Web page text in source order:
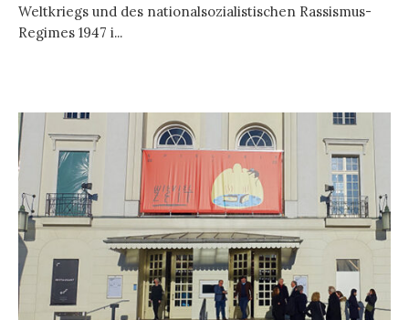
Weltkriegs und des nationalsozialistischen Rassismus-
Regimes 1947 i...